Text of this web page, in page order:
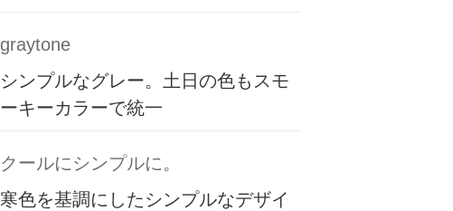
graytone
シンプルなグレー。土日の色もスモ
ーキーカラーで統一
クールにシンプルに。
寒色を基調にしたシンプルなデザイ